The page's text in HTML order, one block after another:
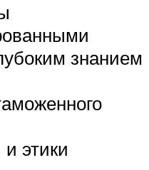
знанием
этики